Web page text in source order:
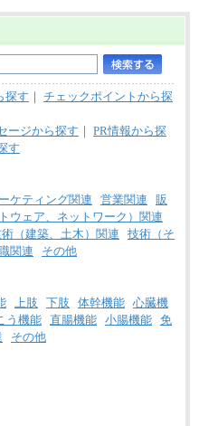
探す ｜ チェックポイントから探
ージから探す ｜ PR情報から探
す
ケティング関連 営業関連
販
ウェア、ネットワーク）関連
（建築、土木）関連
技術（そ
関連 その他
上肢 下肢 体幹機能 心臓機
う機能 直腸機能 小腸機能 免
その他